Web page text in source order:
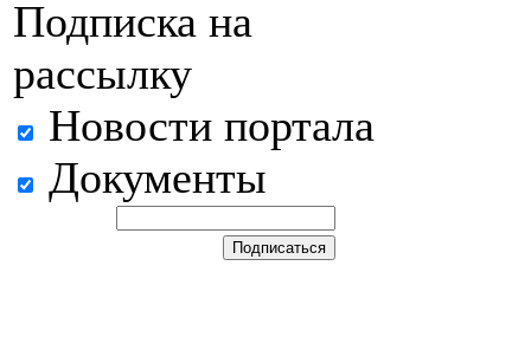
Подписка на
рассылку
Новости портала
Документы